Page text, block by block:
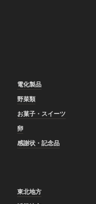
電化製品
野菜類
お菓子・スイーツ
卵
感謝状・記念品
東北地方